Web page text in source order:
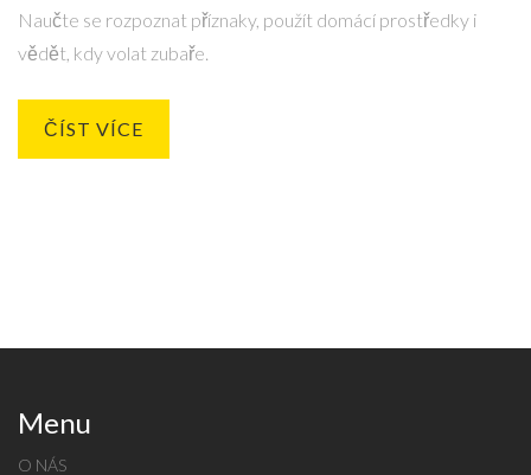
Naučte se rozpoznat příznaky, použít domácí prostředky i
vědět, kdy volat zubaře.
ČÍST VÍCE
Menu
O NÁS